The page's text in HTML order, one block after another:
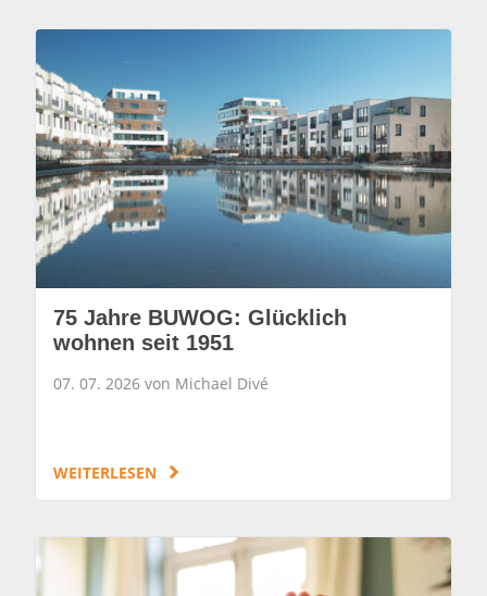
75 Jahre BUWOG: Glücklich
wohnen seit 1951
07. 07. 2026 von Michael Divé
WEITERLESEN